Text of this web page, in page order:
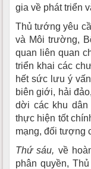
gia về phát triển
Thủ tướng yêu
và Môi trường,
quan liên quan
triển khai các
hết sức lưu ý
biên giới, hải
dời các khu
thực hiện tốt
mạng, đối tượng
Thứ sáu, về
phân quyền,